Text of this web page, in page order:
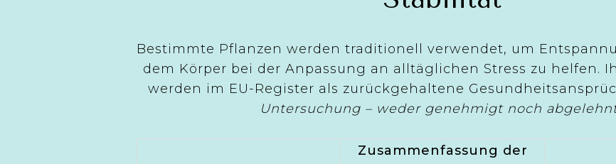
Bestimmte Pflanzen werden traditionell verwendet, um
dem Körper bei der Anpassung an alltäglichen Stress zu helfen.
werden im EU-Register als zurückgehaltene
Untersuchung – weder genehmigt noch
Zusammenfassung der